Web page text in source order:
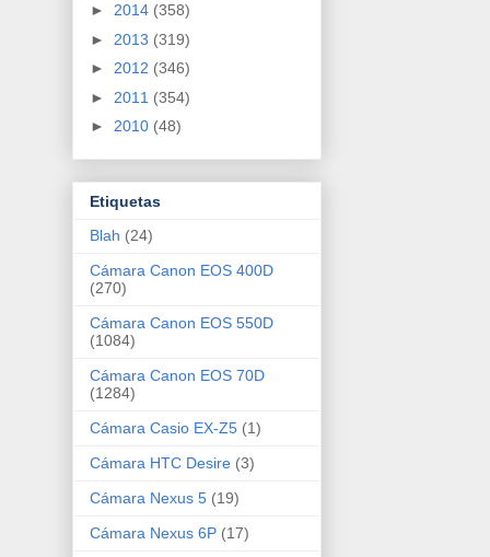
► 2014 (358)
► 2013 (319)
► 2012 (346)
► 2011 (354)
► 2010 (48)
Etiquetas
Blah (24)
Cámara Canon EOS 400D
(270)
Cámara Canon EOS 550D
(1084)
Cámara Canon EOS 70D
(1284)
Cámara Casio EX-Z5 (1)
Cámara HTC Desire (3)
Cámara Nexus 5 (19)
Cámara Nexus 6P (17)